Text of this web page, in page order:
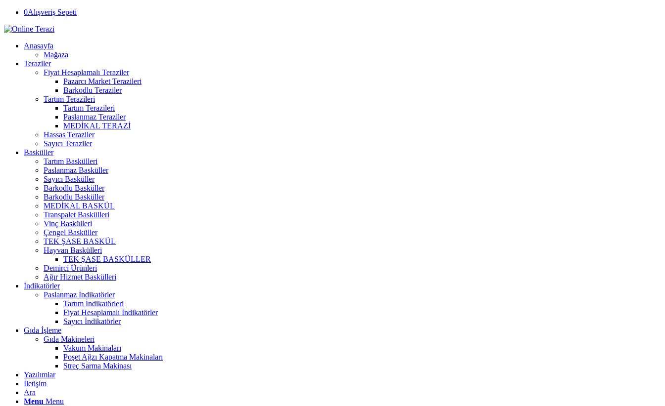
0Alışveriş Sepeti
Anasayfa
Mağaza
Teraziler
Fiyat Hesaplamalı Teraziler
Pazarcı Market Terazileri
Barkodlu Teraziler
Tartım Terazileri
Tartım Terazileri
Paslanmaz Teraziler
MEDİKAL TERAZİ
Hassas Teraziler
Sayıcı Teraziler
Basküller
Tartım Baskülleri
Paslanmaz Basküller
Sayıcı Basküller
Barkodlu Basküller
Barkodlu Basküller
MEDİKAL BASKÜL
Transpalet Baskülleri
Vinç Baskülleri
Çengel Basküller
TEK ŞASE BASKÜL
Hayvan Baskülleri
TEK ŞASE BASKÜLLER
Demirci Ürünleri
Ağır Hizmet Baskülleri
İndikatörler
Paslanmaz İndikatörler
Tartım İndikatörleri
Fiyat Hesaplamalı İndikatörler
Sayıcı İndikatörler
Gıda İşleme
Gıda Makineleri
Vakum Makinaları
Poşet Ağzı Kapatma Makinaları
Streç Sarma Makinası
Yazılımlar
İletişim
Ara
Menu Menu